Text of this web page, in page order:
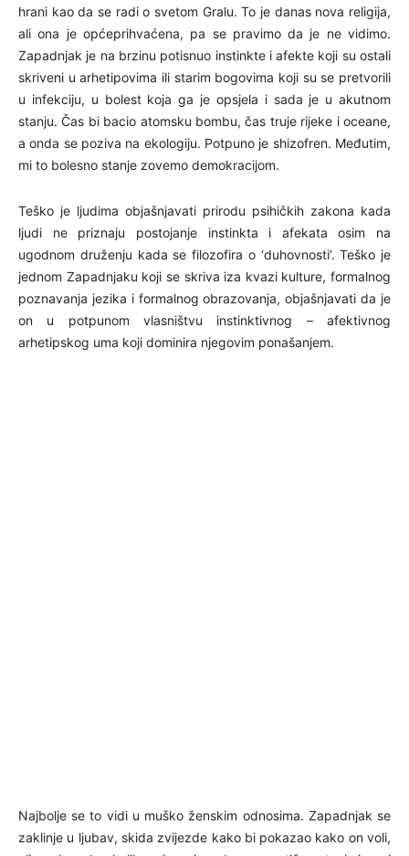
hrani kao da se radi o svetom Gralu. To je danas nova religija,
ali ona je općeprihvaćena, pa se pravimo da je ne vidimo.
Zapadnjak je na brzinu potisnuo instinkte i afekte koji su ostali
skriveni u arhetipovima ili starim bogovima koji su se pretvorili
u infekciju, u bolest koja ga je opsjela i sada je u akutnom
stanju. Čas bi bacio atomsku bombu, čas truje rijeke i oceane,
a onda se poziva na ekologiju. Potpuno je shizofren. Međutim,
mi to bolesno stanje zovemo demokracijom.
Teško je ljudima objašnjavati prirodu psihičkih zakona kada
ljudi ne priznaju postojanje instinkta i afekata osim na
ugodnom druženju kada se filozofira o ‘duhovnosti’. Teško je
jednom Zapadnjaku koji se skriva iza kvazi kulture, formalnog
poznavanja jezika i formalnog obrazovanja, objašnjavati da je
on u potpunom vlasništvu instinktivnog – afektivnog
arhetipskog uma koji dominira njegovim ponašanjem.
Najbolje se to vidi u muško ženskim odnosima. Zapadnjak se
zaklinje u ljubav, skida zvijezde kako bi pokazao kako on voli,